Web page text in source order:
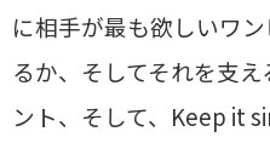
に相手が最も欲しいワ
るか、そしてそれを支
ント、そして、Keep it